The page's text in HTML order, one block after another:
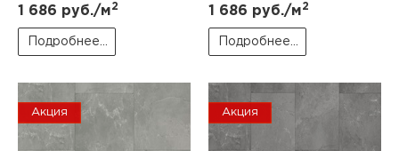
1 686 руб./м2
Подробнее...
1 686 руб./м2
Подробнее...
Акция Акция